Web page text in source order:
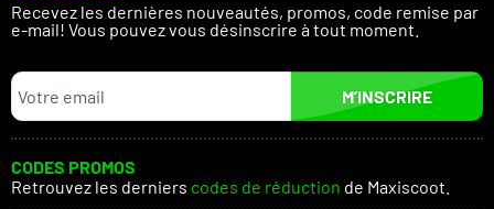
Recevez les dernières nouveautés, promos, code remise par
e-mail! Vous pouvez vous désinscrire à tout moment.
M’INSCRIRE
CODES PROMOS
Retrouvez les derniers codes de réduction de Maxiscoot.